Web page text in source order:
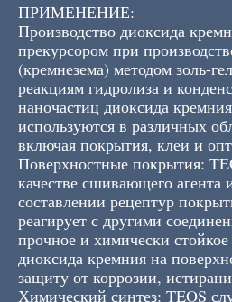
ПРИМЕНЕНИЕ:
Производство диоксида
прекурсором при
(кремнезема) методом золь-
реакциям гидролиза и
наночастиц диоксида
используются в различных
включая покрытия, клеи и
Поверхностные покрытия:
качестве сшивающего агента
составлении рецептур
реагирует с другими
прочное и химически
диоксида кремния на
защиту от коррозии,
Химический синтез: TEOS